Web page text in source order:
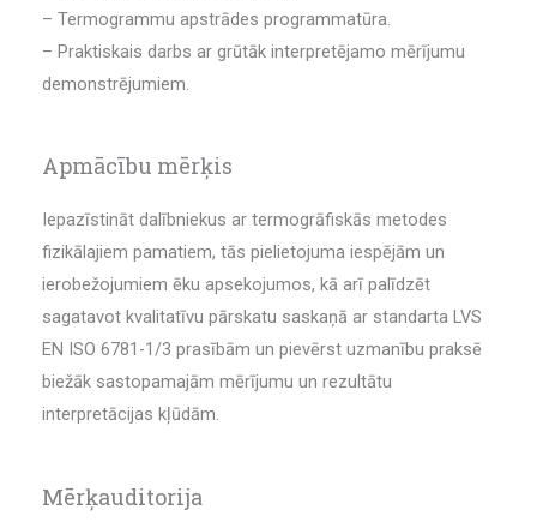
– Termogrammu apstrādes programmatūra.
– Praktiskais darbs ar grūtāk interpretējamo mērījumu
demonstrējumiem.
Apmācību mērķis
Iepazīstināt dalībniekus ar termogrāfiskās metodes
fizikālajiem pamatiem, tās pielietojuma iespējām un
ierobežojumiem ēku apsekojumos, kā arī palīdzēt
sagatavot kvalitatīvu pārskatu saskaņā ar standarta LVS
EN ISO 6781-1/3 prasībām un pievērst uzmanību praksē
biežāk sastopamajām mērījumu un rezultātu
interpretācijas kļūdām.
Mērķauditorija